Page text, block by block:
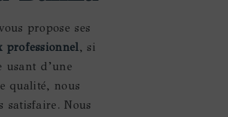
propose ses
professionnel, si
usant d’une
qualité, nous
satisfaire. Nous